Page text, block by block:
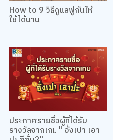
How to 9 วิธีดูแลพู่กันให้
ใช้ได้นาน
ประกาศรายชื่อผู้ที่ได้รับ
รางวัลจากเกม " อั่งเปา เอา
ปะ ซีซั่น2"